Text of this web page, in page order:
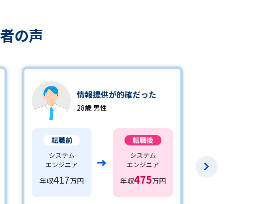
の声
情報提供が的確だった
28歳 男性
転職前
システム
エンジニア
年収417万円
転職後
システム
エンジニア
年収475万円